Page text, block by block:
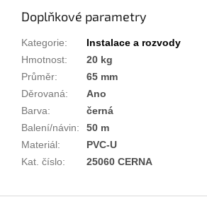
Doplňkové parametry
Kategorie:
Instalace a rozvody
Hmotnost:
20 kg
Průměr:
65 mm
Děrovaná:
Ano
Barva:
černá
Balení/návin:
50 m
Materiál:
PVC-U
Kat. číslo: 25060 CERNA